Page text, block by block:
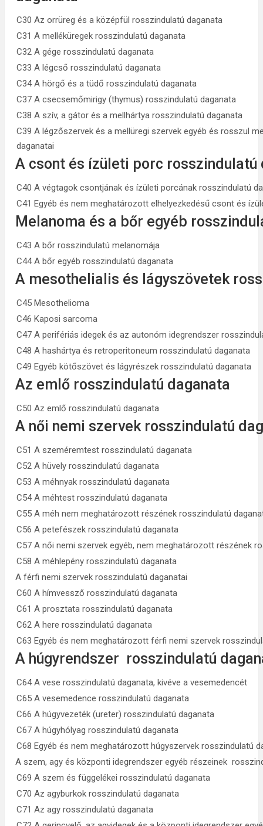
C30 Az orrüreg és a középfül rosszindulatú daganata
C31 A melléküregek rosszindulatú daganata
C32 A gége rosszindulatú daganata
C33 A légcső rosszindulatú daganata
C34 A hörgő és a tüdő rosszindulatú daganata
C37 A csecsemőmirigy (thymus) rosszindulatú daganata
C38 A szív, a gátor és a mellhártya rosszindulatú daganata
C39 A légzőszervek és a mellüregi szervek egyéb és rosszul
daganatai
A csont és ízületi porc rosszindulatú
C40 A végtagok csontjának és ízületi porcának rosszindulatú
C41 Egyéb és nem meghatározott elhelyezkedésű csont és
Melanoma és a bőr egyéb
C43 A bőr rosszindulatú melanomája
C44 A bőr egyéb rosszindulatú daganata
A mesothelialis és lágyszövetek
C45 Mesothelioma
C46 Kaposi sarcoma
C47 A perifériás idegek és az autonóm idegrendszer
C48 A hashártya és retroperitoneum rosszindulatú daganata
C49 Egyéb kötőszövet és lágyrészek rosszindulatú daganata
Az emlő rosszindulatú daganata
C50 Az emlő rosszindulatú daganata
A női nemi szervek rosszindulatú
C51 A szeméremtest rosszindulatú daganata
C52 A hüvely rosszindulatú daganata
C53 A méhnyak rosszindulatú daganata
C54 A méhtest rosszindulatú daganata
C55 A méh nem meghatározott részének rosszindulatú
C56 A petefészek rosszindulatú daganata
C57 A női nemi szervek egyéb, nem meghatározott részének
C58 A méhlepény rosszindulatú daganata
A férfi nemi szervek rosszindulatú daganatai
C60 A hímvessző rosszindulatú daganata
C61 A prosztata rosszindulatú daganata
C62 A here rosszindulatú daganata
C63 Egyéb és nem meghatározott férfi nemi szervek
A húgyrendszer rosszindulatú
C64 A vese rosszindulatú daganata, kivéve a vesemedencét
C65 A vesemedence rosszindulatú daganata
C66 A húgyvezeték (ureter) rosszindulatú daganata
C67 A húgyhólyag rosszindulatú daganata
C68 Egyéb és nem meghatározott húgyszervek rosszindulatú
A szem, agy és központi idegrendszer egyéb részeinek
C69 A szem és függelékei rosszindulatú daganata
C70 Az agyburkok rosszindulatú daganata
C71 Az agy rosszindulatú daganata